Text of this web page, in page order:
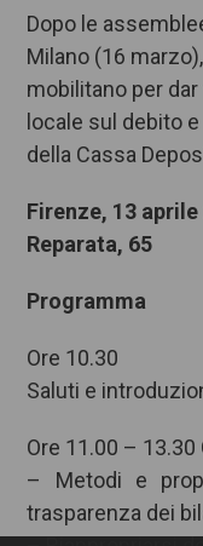
Dopo le
Milano (16
mobilitano per dar
locale sul debito
della Cassa
Firenze, 13
Reparata, 65
Programma
Ore 10.30
Saluti e
Ore 11.00 – 13.30
– Metodi e
trasparenza dei